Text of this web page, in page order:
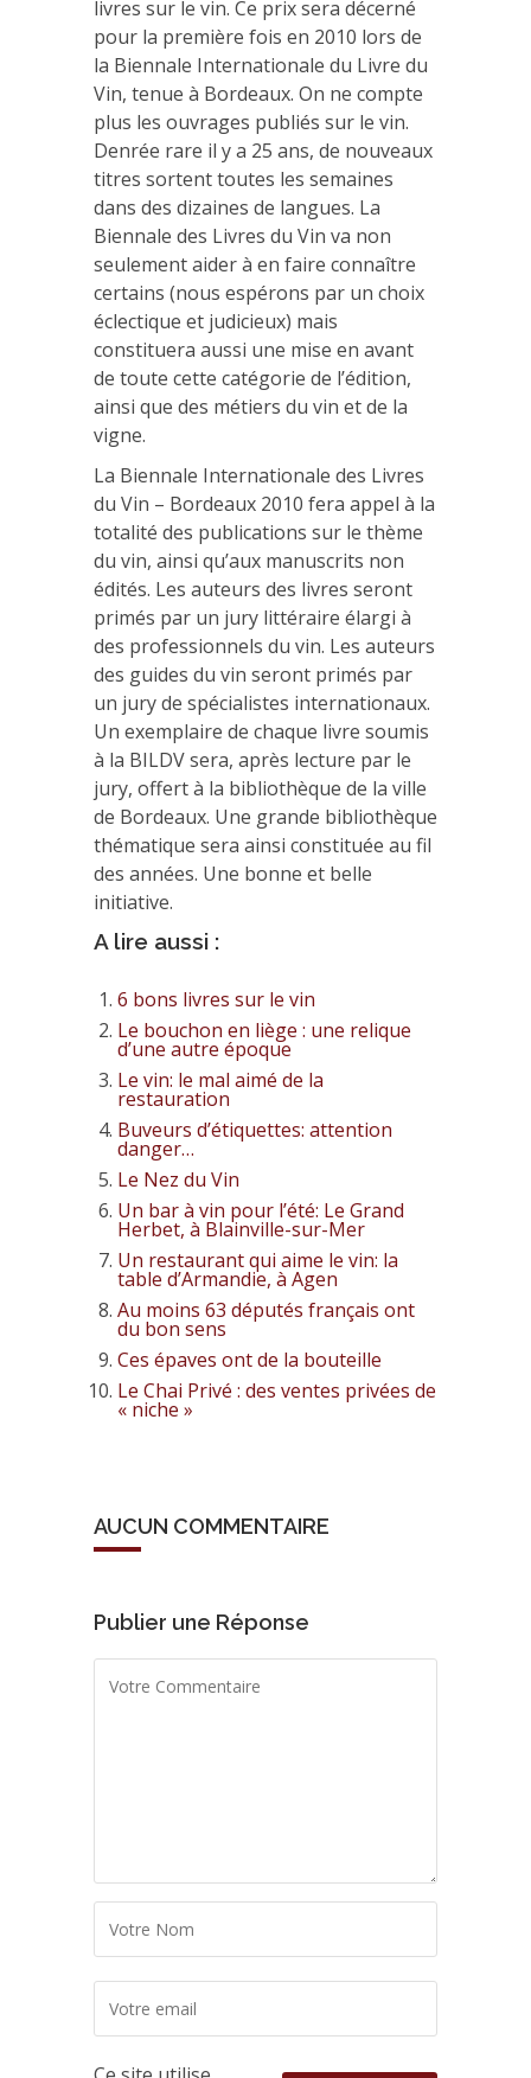
livres sur le vin. Ce prix sera décerné
pour la première fois en 2010 lors de
la Biennale Internationale du Livre du
Vin, tenue à Bordeaux. On ne compte
plus les ouvrages publiés sur le vin.
Denrée rare il y a 25 ans, de nouveaux
titres sortent toutes les semaines
dans des dizaines de langues. La
Biennale des Livres du Vin va non
seulement aider à en faire connaître
certains (nous espérons par un choix
éclectique et judicieux) mais
constituera aussi une mise en avant
de toute cette catégorie de l’édition,
ainsi que des métiers du vin et de la
vigne.
La Biennale Internationale des Livres
du Vin – Bordeaux 2010 fera appel à la
totalité des publications sur le thème
du vin, ainsi qu’aux manuscrits non
édités. Les auteurs des livres seront
primés par un jury littéraire élargi à
des professionnels du vin. Les auteurs
des guides du vin seront primés par
un jury de spécialistes internationaux.
Un exemplaire de chaque livre soumis
à la BILDV sera, après lecture par le
jury, offert à la bibliothèque de la ville
de Bordeaux. Une grande bibliothèque
thématique sera ainsi constituée au fil
des années. Une bonne et belle
initiative.
A lire aussi :
6 bons livres sur le vin
Le bouchon en liège : une relique
d’une autre époque
Le vin: le mal aimé de la
restauration
Buveurs d’étiquettes: attention
danger…
Le Nez du Vin
Un bar à vin pour l’été: Le Grand
Herbet, à Blainville-sur-Mer
Un restaurant qui aime le vin: la
table d’Armandie, à Agen
Au moins 63 députés français ont
du bon sens
Ces épaves ont de la bouteille
Le Chai Privé : des ventes privées de
« niche »
AUCUN COMMENTAIRE
Publier une Réponse